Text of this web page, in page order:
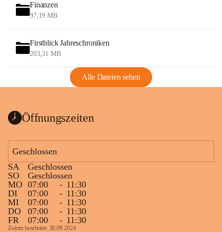
Finanzen
97,19 MB
Firstblick Jahreschroniken
203,31 MB
Alle Dateien sehen
Öffnungszeiten
Geschlossen
SA
Geschlossen
SO
Geschlossen
MO 07:00 - 11:30
DI
07:00 - 11:30
MI
07:00 - 11:30
DO
07:00 - 11:30
FR
07:00 - 11:30
Zuletzt bearbeitet: 20.09.2024